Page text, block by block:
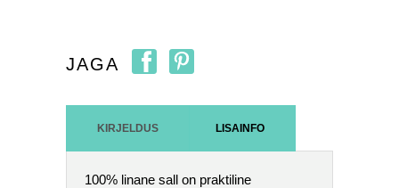
JAGA
KIRJELDUS LISAINFO
100% linane sall on praktiline